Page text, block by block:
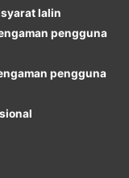
lalin
pengguna
pengguna